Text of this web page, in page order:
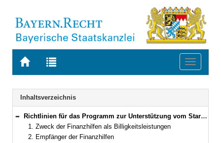
Zur
BAYERN.RECHT
Zur
letzten
Suche
Toggle
Navigation
Inhaltsverzeichnis
Bereich reduzieren
Richtlinien für das Programm zur Unterstützung vom Starkregen und Hochwasser im Juli 2021 betroffener privater Haushalte und Wohnungsunternehmen in Bayern
1. Zweck der Finanzhilfen als Billigkeitsleistungen
2. Empfänger der Finanzhilfen